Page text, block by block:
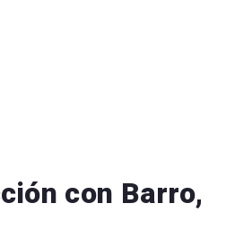
con Barro,